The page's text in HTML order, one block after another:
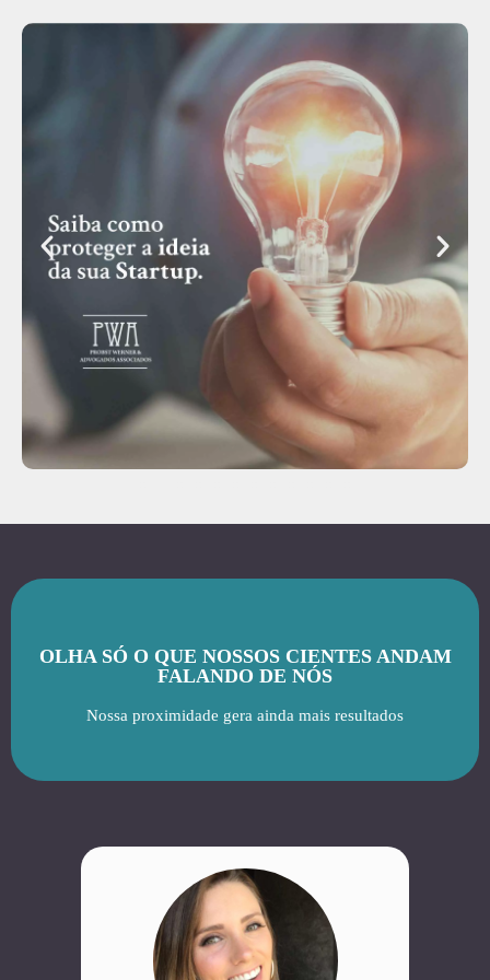
OLHA SÓ O QUE NOSSOS CIENTES ANDAM
FALANDO DE NÓS
Nossa proximidade gera ainda mais resultados